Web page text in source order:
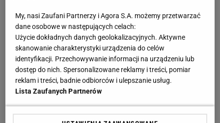
napastnik Borussii strzelił 40 goli w 28 spotkaniach,
zostając królem strzelców. W pierwszym zespole
BVB Moukoko zadebiutował w 2020 roku.
Dziś Moukoko ma 18 lat (ur. w listopadzie 2004
roku), a na koncie już 63 mecze w Borussii,
nie jest jednak pewne, że ma 18 lat. Już kilka tygodni
My, nasi Zaufani Partnerzy i Agora S.A. możemy przetwarzać
dane osobowe w następujących celach:
Użycie dokładnych danych geolokalizacyjnych. Aktywne
skanowanie charakterystyki urządzenia do celów
identyfikacji. Przechowywanie informacji na urządzeniu lub
dostęp do nich. Spersonalizowane reklamy i treści, pomiar
reklam i treści, badnie odbiorców i ulepszanie usług.
Lista Zaufanych Partnerów